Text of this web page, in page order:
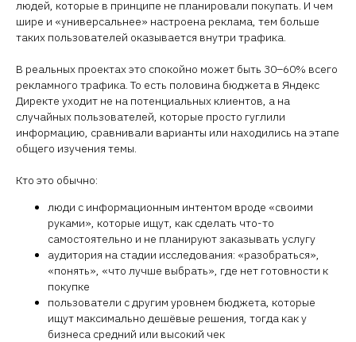
людей, которые в принципе не планировали покупать. И чем
шире и «универсальнее» настроена реклама, тем больше
таких пользователей оказывается внутри трафика.
В реальных проектах это спокойно может быть 30–60% всего
рекламного трафика. То есть половина бюджета в Яндекс
Директе уходит не на потенциальных клиентов, а на
случайных пользователей, которые просто гуглили
информацию, сравнивали варианты или находились на этапе
общего изучения темы.
Кто это обычно:
люди с информационным интентом вроде «своими
руками», которые ищут, как сделать что-то
самостоятельно и не планируют заказывать услугу
аудитория на стадии исследования: «разобраться»,
«понять», «что лучше выбрать», где нет готовности к
покупке
пользователи с другим уровнем бюджета, которые
ищут максимально дешёвые решения, тогда как у
бизнеса средний или высокий чек